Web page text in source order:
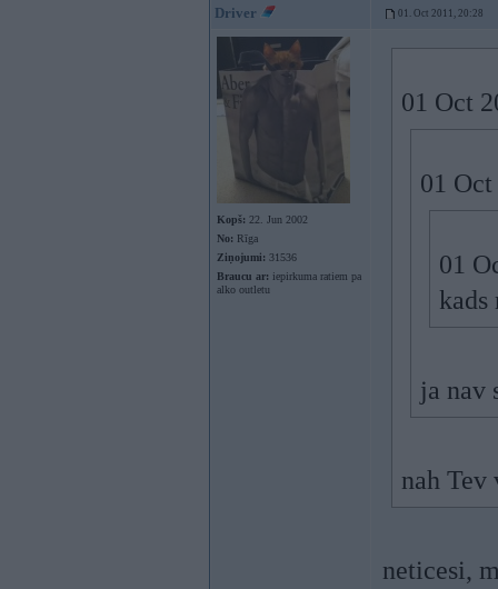
Driver 01. Oct 2011, 20:28
Kopš: 22. Jun 2002
No: Rīga
Ziņojumi: 31536
Braucu ar: iepirkuma ratiem pa
alko outletu
01 Oct
01
01
kads
ja nav
nah Tev
neticesi,